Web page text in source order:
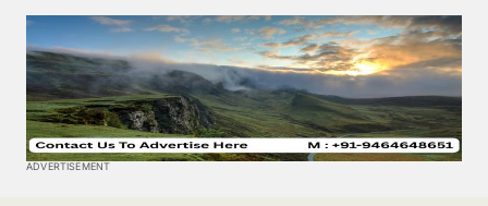
ADVERTISEMENT